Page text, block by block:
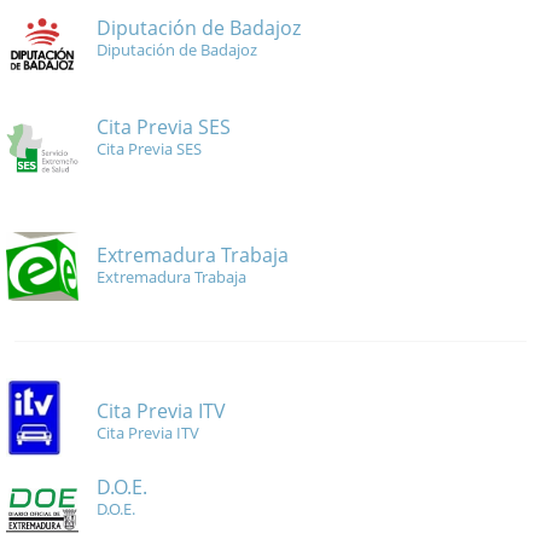
Diputación de Badajoz
Diputación de Badajoz
Cita Previa SES
Cita Previa SES
Extremadura Trabaja
Extremadura Trabaja
Cita Previa ITV
Cita Previa ITV
D.O.E.
D.O.E.